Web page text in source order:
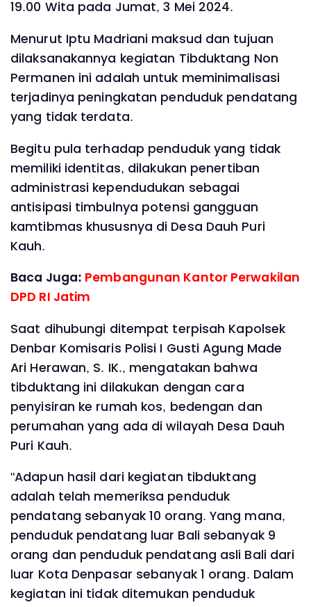
19.00 Wita pada Jumat, 3 Mei 2024.
Menurut Iptu Madriani maksud dan tujuan
dilaksanakannya kegiatan Tibduktang Non
Permanen ini adalah untuk meminimalisasi
terjadinya peningkatan penduduk pendatang
yang tidak terdata.
Begitu pula terhadap penduduk yang tidak
memiliki identitas, dilakukan penertiban
administrasi kependudukan sebagai
antisipasi timbulnya potensi gangguan
kamtibmas khususnya di Desa Dauh Puri
Kauh.
Baca Juga: Pembangunan Kantor Perwakilan
DPD RI Jatim
Saat dihubungi ditempat terpisah Kapolsek
Denbar Komisaris Polisi I Gusti Agung Made
Ari Herawan, S. IK., mengatakan bahwa
tibduktang ini dilakukan dengan cara
penyisiran ke rumah kos, bedengan dan
perumahan yang ada di wilayah Desa Dauh
Puri Kauh.
"Adapun hasil dari kegiatan tibduktang
adalah telah memeriksa penduduk
pendatang sebanyak 10 orang. Yang mana,
penduduk pendatang luar Bali sebanyak 9
orang dan penduduk pendatang asli Bali dari
luar Kota Denpasar sebanyak 1 orang. Dalam
kegiatan ini tidak ditemukan penduduk